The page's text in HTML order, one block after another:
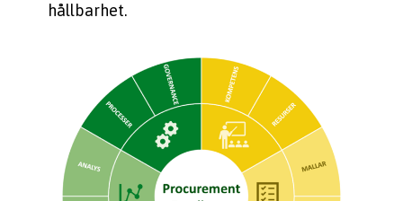
hållbarhet.